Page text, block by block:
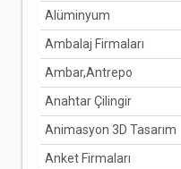
DÜZCE
EDİRNE
ELAZIĞ
ERZİNCAN
ERZURUM
ESKİŞEHİR
Alüminyum
Ambalaj Firmaları
Ambar,Antrepo
Anahtar Çilingir
Animasyon 3D Tasarım
Anket Firmaları